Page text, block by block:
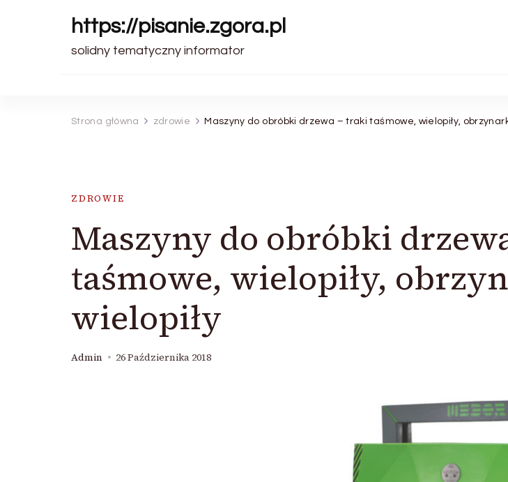
https://pisanie.zgora.pl
solidny tematyczny informator
Strona główna zdrowie Maszyny do obróbki drzewa – traki taśmowe, wielopiły,
ZDROWIE
Maszyny do obróbki
taśmowe, wielopiły,
wielopiły
Admin 26 Października 2018